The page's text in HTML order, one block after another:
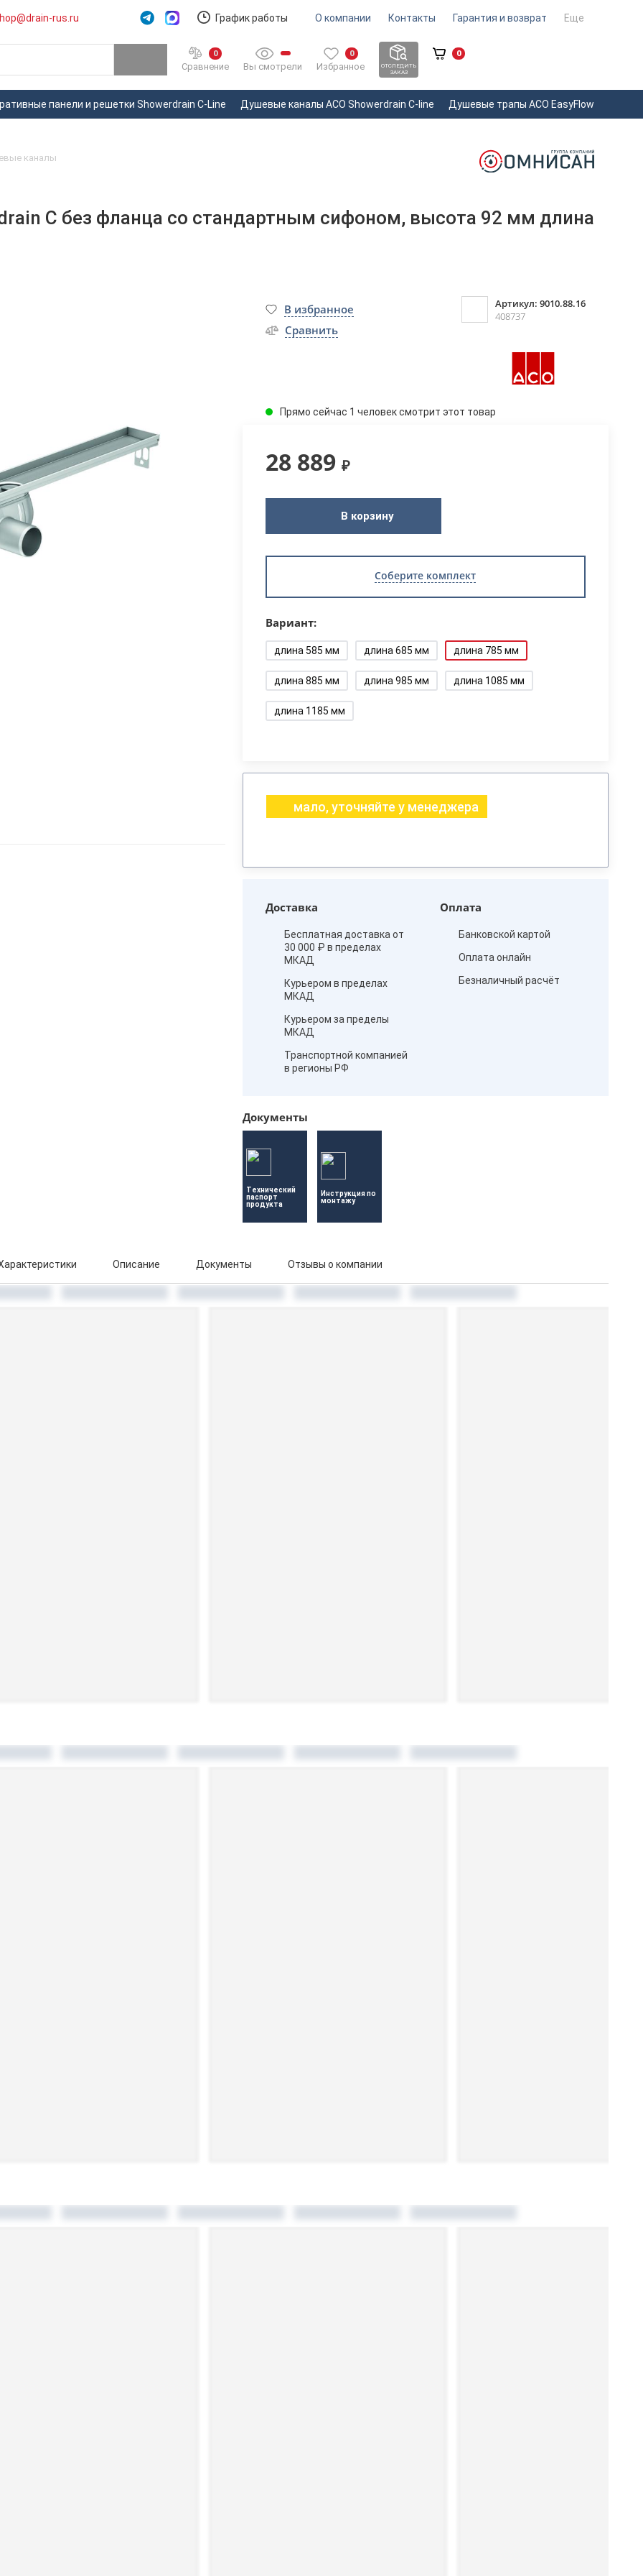
rus.ru График работы О компании Контакты Гарантия и возврат Еще
0
Сравнение Вы смотрели
0
Избранное
ОТСЛЕДИТЬ
ЗАКАЗ
0
панели и решетки Showerdrain C-Line Душевые каналы ACO Showerdrain С-line Душевые трапы ACO EasyFlow
каналы
C без фланца со стандартным сифоном, высота 92 мм длина
В избранное
Артикул: 9010.88.16
408737
Сравнить
Прямо сейчас 1 человек смотрит этот товар
28 889 ₽
В корзину
Соберите комплект
Вариант:
длина 585 мм длина 685 мм длина 785 мм
длина 885 мм длина 985 мм длина 1085 мм
длина 1185 мм
мало, уточняйте у менеджера
Доставка
Бесплатная доставка от
30 000 ₽ в пределах
МКАД
Курьером в пределах
МКАД
Курьером за пределы
МКАД
Транспортной компанией
в регионы РФ
Оплата
Банковской картой
Оплата онлайн
Безналичный расчёт
Документы
Технический
паспорт
продукта
Инструкция по
монтажу
Описание Документы Отзывы о компании